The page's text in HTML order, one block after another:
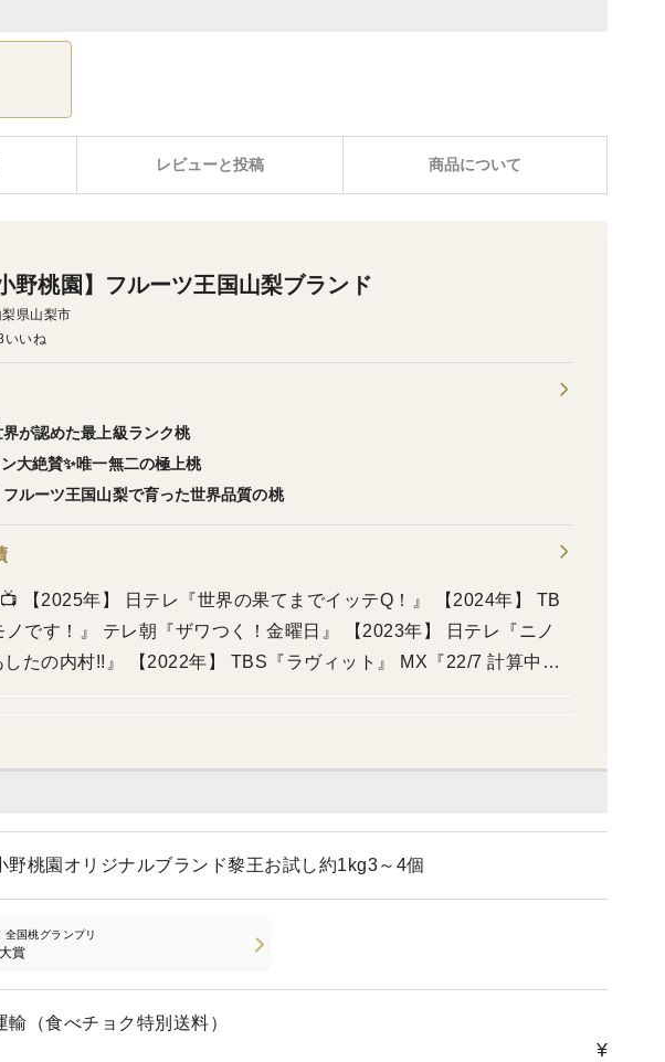
レビューと投稿 商品について
野桃園オリジナルブランド黎王お試し約1kg3～4個
全国桃グランプリ
賞
輸（食べチョク特別送料）
¥
小野桃園】フルーツ王国山梨ブランド
梨県山梨市
いいね
界が認めた最上級ランク桃
大絶賛✨唯一無二の極上桃
フルーツ王国山梨で育った世界品質の桃
年】 日テレ『世界の果てまでイッテQ！』 【2024年】 TB
』 テレ朝『ザワつく！金曜日』 【2023年】 日テレ『ニノ
『ラヴィット』 MX『22/7 計算中』